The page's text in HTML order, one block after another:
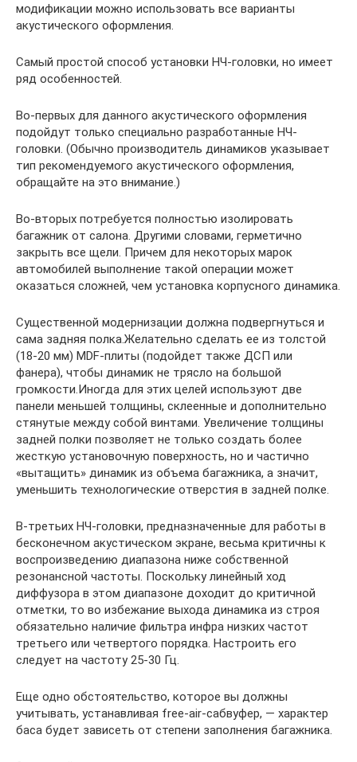
модификации можно использовать все варианты
акустического оформления.
Самый простой способ установки НЧ-головки, но имеет
ряд особенностей.
Во-первых для данного акустического оформления
подойдут только специально разработанные НЧ-
головки. (Обычно производитель динамиков указывает
тип рекомендуемого акустического оформления,
обращайте на это внимание.)
Во-вторых потребуется полностью изолировать
багажник от салона. Другими словами, герметично
закрыть все щели. Причем для некоторых марок
автомобилей выполнение такой операции может
оказаться сложней, чем установка корпусного динамика.
Существенной модернизации должна подвергнуться и
сама задняя полка.Желательно сделать ее из толстой
(18-20 мм) MDF-плиты (подойдет также ДСП или
фанера), чтобы динамик не трясло на большой
громкости.Иногда для этих целей используют две
панели меньшей толщины, склеенные и дополнительно
стянутые между собой винтами. Увеличение толщины
задней полки позволяет не только создать более
жесткую установочную поверхность, но и частично
«вытащить» динамик из объема багажника, а значит,
уменьшить технологические отверстия в задней полке.
В-третьих НЧ-головки, предназначенные для работы в
бесконечном акустическом экране, весьма критичны к
воспроизведению диапазона ниже собственной
резонансной частоты. Поскольку линейный ход
диффузора в этом диапазоне доходит до критичной
отметки, то во избежание выхода динамика из строя
обязательно наличие фильтра инфра низких частот
третьего или четвертого порядка. Настроить его
следует на частоту 25-30 Гц.
Еще одно обстоятельство, которое вы должны
учитывать, устанавливая free-air-сабвуфер, — характер
баса будет зависеть от степени заполнения багажника.